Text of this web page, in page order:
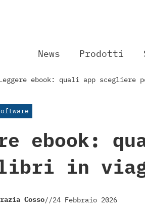
News Prodotti
ebook: quali app
ebook:
in
Cosso//24 Febbraio 2026